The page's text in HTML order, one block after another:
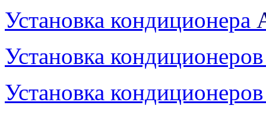
Установка кондиционера
Установка
Установка